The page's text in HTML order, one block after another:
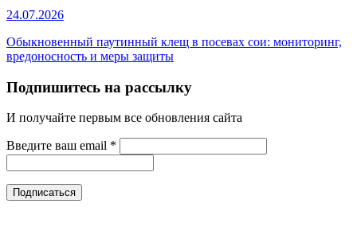
24.07.2026
Обыкновенный паутинный клещ в посевах сои: мониторинг,
вредоносность и меры защиты
Подпишитесь на рассылку
И получайте первым все обновления сайта
Введите ваш email *